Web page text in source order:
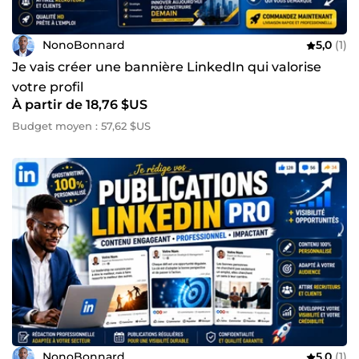
NonoBonnard 5,0 (1)
Je vais créer une bannière LinkedIn qui valorise
votre profil
À partir de 18,76 $US
Budget moyen : 57,62 $US